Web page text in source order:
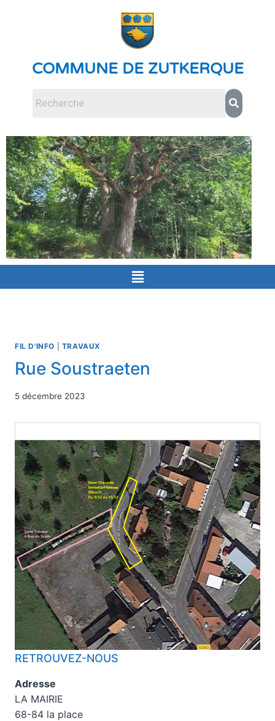
COMMUNE DE ZUTKERQUE
FIL D'INFO TRAVAUX
Rue Soustraeten
5 décembre 2023
RETROUVEZ-NOUS
Adresse
LA MAIRIE
68-84 la place